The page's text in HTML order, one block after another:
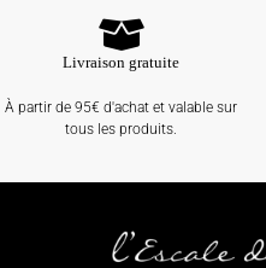
Livraison gratuite
À partir de 95€ d'achat et valable sur
tous les produits.